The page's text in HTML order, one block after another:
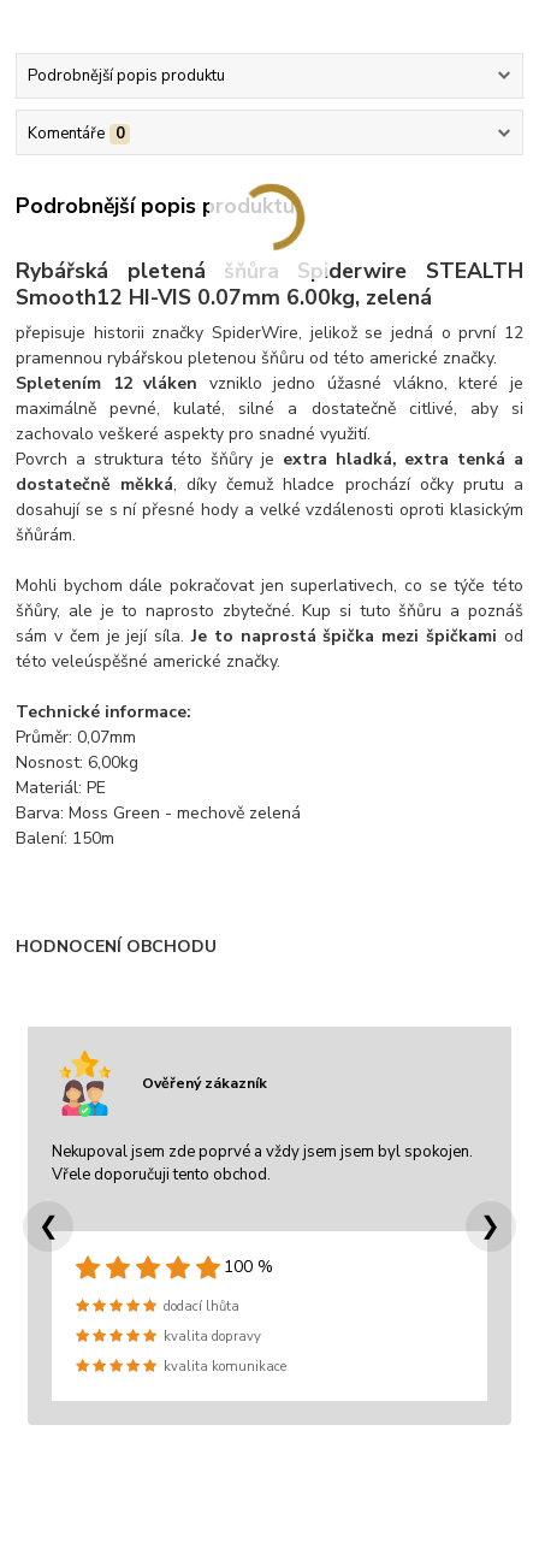
Podrobnější popis produktu
Komentáře 0
Podrobnější popis produktu
Rybářská pletená šňůra Spiderwire STEALTH
Smooth12 HI-VIS 0.07mm 6.00kg, zelená
přepisuje historii značky SpiderWire, jelikož se jedná o první 12
pramennou rybářskou pletenou šňůru od této americké značky.
Spletením 12 vláken vzniklo jedno úžasné vlákno, které je
maximálně pevné, kulaté, silné a dostatečně citlivé, aby si
zachovalo veškeré aspekty pro snadné využití.
Povrch a struktura této šňůry je extra hladká, extra tenká a
dostatečně měkká, díky čemuž hladce prochází očky prutu a
dosahují se s ní přesné hody a velké vzdálenosti oproti klasickým
šňůrám.
Mohli bychom dále pokračovat jen superlativech, co se týče této
šňůry, ale je to naprosto zbytečné. Kup si tuto šňůru a poznáš
sám v čem je její síla.Je to naprostá špička mezi špičkami od
této veleúspěšné americké značky.
Technické informace:
Průměr: 0,07mm
Nosnost: 6,00kg
Materiál: PE
Barva: Moss Green - mechově zelená
Balení: 150m
HODNOCENÍ OBCHODU
Ověřený zákazník
Nekupoval jsem zde poprvé a vždy jsem jsem byl spokojen.
Vřele doporučuji tento obchod.
100 %
dodací lhůta
kvalita dopravy
kvalita komunikace
❮ ❯